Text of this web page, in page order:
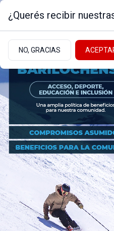
Noticias de
¿Querés recibir
NO, GRACIAS